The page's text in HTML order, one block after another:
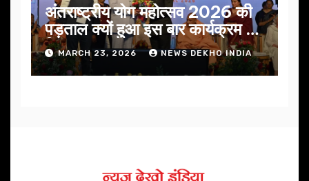
अंतराष्ट्रीय योग महोत्सव 2026 की
पड़ताल क्यों हुआ इस बार कार्यक्रम में
निखार
MARCH 23, 2026 NEWS DEKHO INDIA